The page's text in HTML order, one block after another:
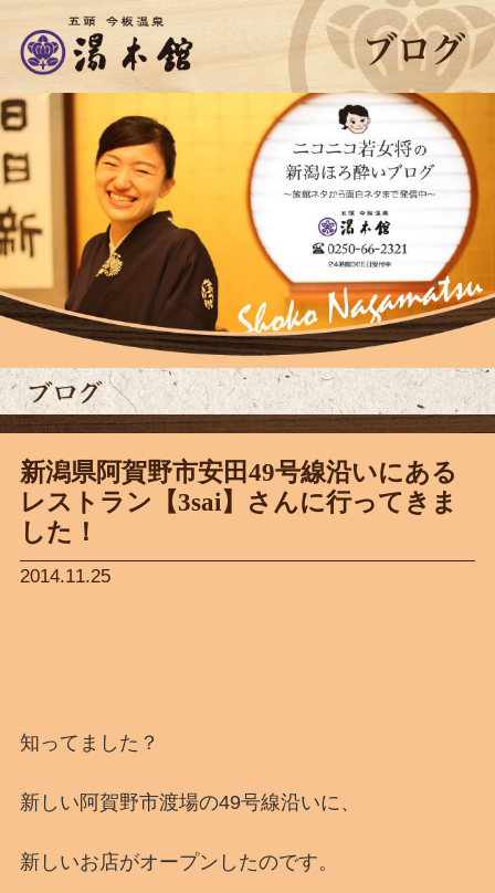
新潟県阿賀野市安田49号線沿いにある
レストラン【3sai】さんに行ってきま
した！
2014.11.25
知ってました？
新しい阿賀野市渡場の49号線沿いに、
新しいお店がオープンしたのです。